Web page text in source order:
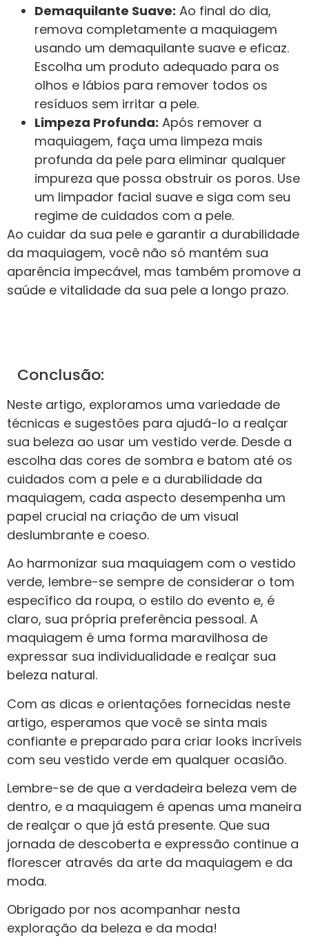
Demaquilante Suave: Ao final do dia,
remova completamente a maquiagem
usando um demaquilante suave e eficaz.
Escolha um produto adequado para os
olhos e lábios para remover todos os
resíduos sem irritar a pele.
Limpeza Profunda: Após remover a
maquiagem, faça uma limpeza mais
profunda da pele para eliminar qualquer
impureza que possa obstruir os poros. Use
um limpador facial suave e siga com seu
regime de cuidados com a pele.
Ao cuidar da sua pele e garantir a durabilidade
da maquiagem, você não só mantém sua
aparência impecável, mas também promove a
saúde e vitalidade da sua pele a longo prazo.
Conclusão:
Neste artigo, exploramos uma variedade de
técnicas e sugestões para ajudá-lo a realçar
sua beleza ao usar um vestido verde. Desde a
escolha das cores de sombra e batom até os
cuidados com a pele e a durabilidade da
maquiagem, cada aspecto desempenha um
papel crucial na criação de um visual
deslumbrante e coeso.
Ao harmonizar sua maquiagem com o vestido
verde, lembre-se sempre de considerar o tom
específico da roupa, o estilo do evento e, é
claro, sua própria preferência pessoal. A
maquiagem é uma forma maravilhosa de
expressar sua individualidade e realçar sua
beleza natural.
Com as dicas e orientações fornecidas neste
artigo, esperamos que você se sinta mais
confiante e preparado para criar looks incríveis
com seu vestido verde em qualquer ocasião.
Lembre-se de que a verdadeira beleza vem de
dentro, e a maquiagem é apenas uma maneira
de realçar o que já está presente. Que sua
jornada de descoberta e expressão continue a
florescer através da arte da maquiagem e da
moda.
Obrigado por nos acompanhar nesta
exploração da beleza e da moda!